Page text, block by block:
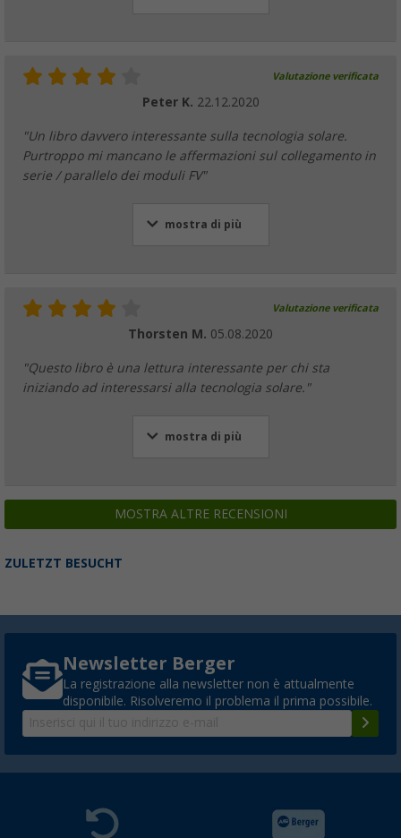
Valutazione verificata
Peter K. 22.12.2020
"Un libro davvero interessante sulla tecnologia solare.
Purtroppo mi mancano le affermazioni sul collegamento in
serie / parallelo dei moduli FV"
mostra di più
Valutazione verificata
Thorsten M. 05.08.2020
"Questo libro è una lettura interessante per chi sta
iniziando ad interessarsi alla tecnologia solare."
mostra di più
MOSTRA ALTRE RECENSIONI
ZULETZT BESUCHT
Newsletter Berger
La registrazione alla newsletter non è attualmente
disponibile. Risolveremo il problema il prima possibile.